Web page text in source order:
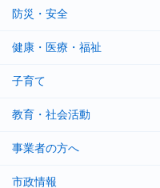
防災・安全
健康・医療・福祉
子育て
教育・社会活動
事業者の方へ
市政情報